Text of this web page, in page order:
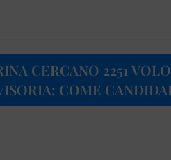
CERCANO 2251
COME